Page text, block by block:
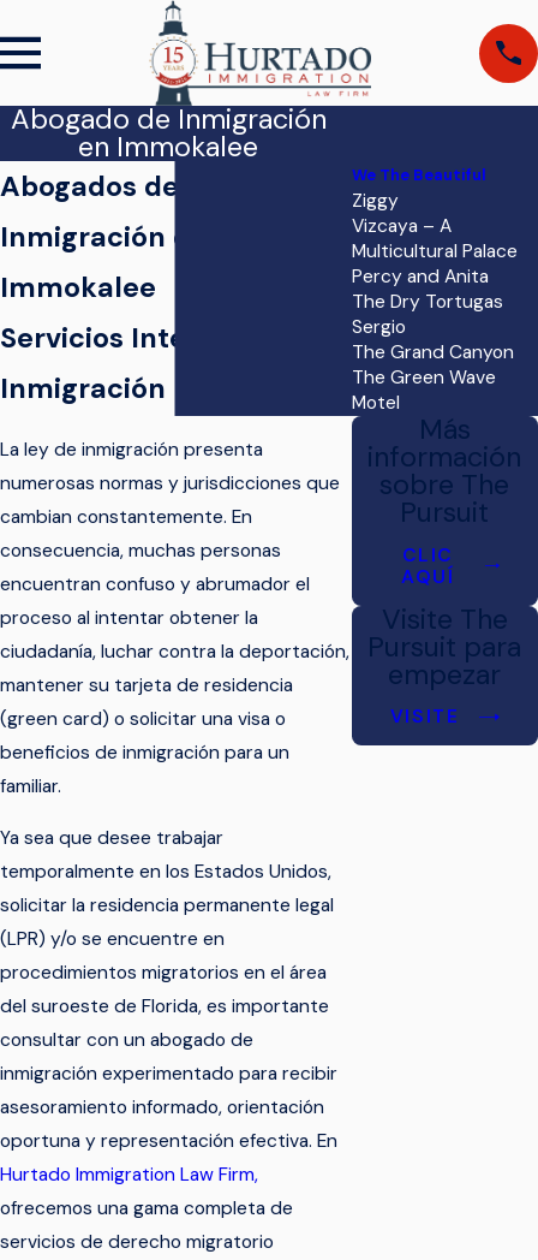
Abogado de Inmigración
en Immokalee
Abogados de
Inmigración en
Immokalee
Servicios Integrales de
Inmigración
La ley de inmigración presenta
numerosas normas y jurisdicciones que
cambian constantemente. En
consecuencia, muchas personas
encuentran confuso y abrumador el
proceso al intentar obtener la
ciudadanía, luchar contra la deportación,
mantener su tarjeta de residencia
(green card) o solicitar una visa o
beneficios de inmigración para un
familiar.
Ya sea que desee trabajar
temporalmente en los Estados Unidos,
solicitar la residencia permanente legal
(LPR) y/o se encuentre en
procedimientos migratorios en el área
del suroeste de Florida, es importante
consultar con un abogado de
inmigración experimentado para recibir
asesoramiento informado, orientación
oportuna y representación efectiva. En
Hurtado Immigration Law Firm,
ofrecemos una gama completa de
servicios de derecho migratorio
We The Beautiful
Ziggy
Vizcaya – A
Multicultural Palace
Percy and Anita
The Dry Tortugas
Sergio
The Grand Canyon
The Green Wave
Motel
Más
información
sobre The
Pursuit
CLIC
AQUÍ
Visite The
Pursuit para
empezar
VISITE